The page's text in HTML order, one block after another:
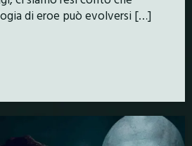
di eroe può evolversi […]